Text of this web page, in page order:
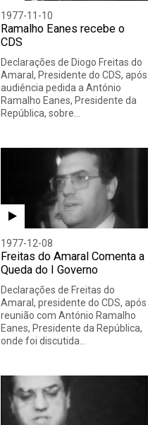
1977-11-10
Ramalho Eanes recebe o
CDS
Declarações de Diogo Freitas do
Amaral, Presidente do CDS, após
audiência pedida a António
Ramalho Eanes, Presidente da
República, sobre…
1977-12-08
Freitas do Amaral Comenta a
Queda do I Governo
Declarações de Freitas do
Amaral, presidente do CDS, após
reunião com António Ramalho
Eanes, Presidente da República,
onde foi discutida…